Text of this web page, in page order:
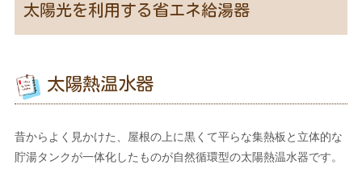
太陽光を利用する省エネ給湯器
太陽熱温水器
昔からよく見かけた、屋根の上に黒くて平らな集熱板と立体的な
貯湯タンクが一体化したものが自然循環型の太陽熱温水器です。